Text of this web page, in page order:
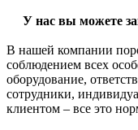
У нас вы можете
В нашей компании
соблюдением всех
оборудование,
сотрудники,
клиентом – все это